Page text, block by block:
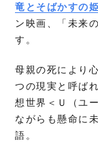
竜とそばかすの姫
ン映画、「未来
す。
母親の死により
つの現実と呼ば
想世界＜Ｕ（ユ
ながらも懸命に
語。